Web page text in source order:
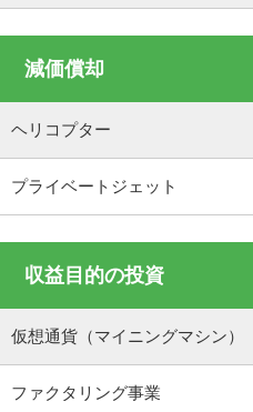
減価償却
ヘリコプター
プライベートジェット
収益目的の投資
仮想通貨（マイニングマシン）
ファクタリング事業